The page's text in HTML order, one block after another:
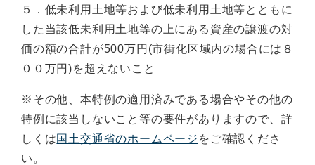
５．低未利用土地等および低未利用土地等とともに
した当該低未利用土地等の上にある資産の譲渡の対
価の額の合計が500万円(市街化区域内の場合には８
００万円)を超えないこと
※その他、本特例の適用済みである場合やその他の
特例に該当しないこと等の要件がありますので、詳
しくは国土交通省のホームページ をご確認くださ
い。